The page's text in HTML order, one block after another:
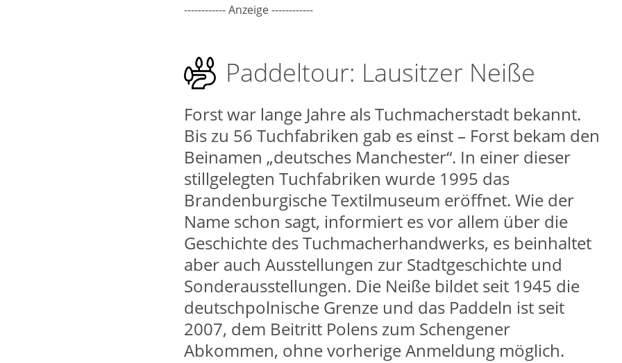
------------ Anzeige ------------
Paddeltour: Lausitzer Neiße
Forst war lange Jahre als Tuchmacherstadt bekannt.
Bis zu 56 Tuchfabriken gab es einst – Forst bekam den
Beinamen „deutsches Manchester“. In einer dieser
stillgelegten Tuchfabriken wurde 1995 das
Brandenburgische Textilmuseum eröffnet. Wie der
Name schon sagt, informiert es vor allem über die
Geschichte des Tuchmacherhandwerks, es beinhaltet
aber auch Ausstellungen zur Stadtgeschichte und
Sonderausstellungen. Die Neiße bildet seit 1945 die
deutschpolnische Grenze und das Paddeln ist seit
2007, dem Beitritt Polens zum Schengener
Abkommen, ohne vorherige Anmeldung möglich.